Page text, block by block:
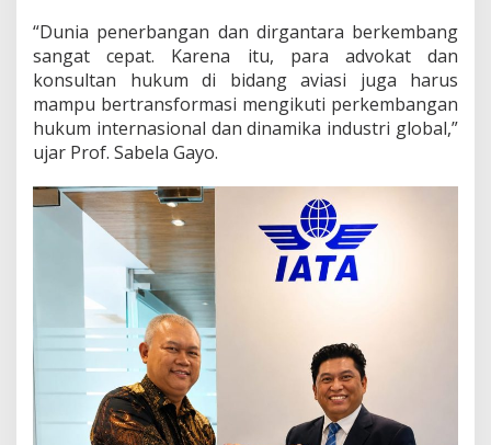
“Dunia penerbangan dan dirgantara berkembang
sangat cepat. Karena itu, para advokat dan
konsultan hukum di bidang aviasi juga harus
mampu bertransformasi mengikuti perkembangan
hukum internasional dan dinamika industri global,”
ujar Prof. Sabela Gayo.